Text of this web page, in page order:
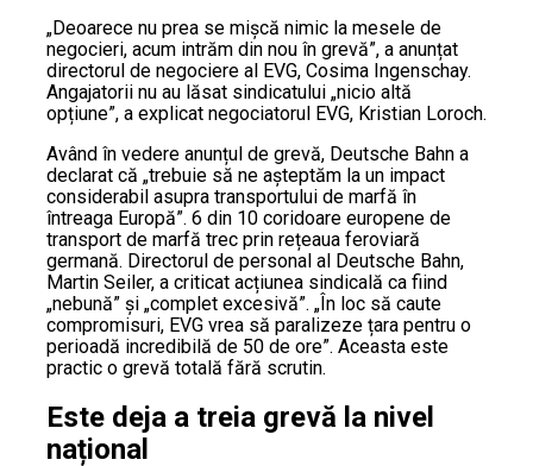
„Deoarece nu prea se mișcă nimic la mesele de
negocieri, acum intrăm din nou în grevă”, a anunțat
directorul de negociere al EVG, Cosima Ingenschay.
Angajatorii nu au lăsat sindicatului „nicio altă
opțiune”, a explicat negociatorul EVG, Kristian Loroch.
Având în vedere anunțul de grevă, Deutsche Bahn a
declarat că „trebuie să ne așteptăm la un impact
considerabil asupra transportului de marfă în
întreaga Europă”. 6 din 10 coridoare europene de
transport de marfă trec prin rețeaua feroviară
germană. Directorul de personal al Deutsche Bahn,
Martin Seiler, a criticat acțiunea sindicală ca fiind
„nebună” și „complet excesivă”. „În loc să caute
compromisuri, EVG vrea să paralizeze țara pentru o
perioadă incredibilă de 50 de ore”. Aceasta este
practic o grevă totală fără scrutin.
Este deja a treia grevă la nivel
național